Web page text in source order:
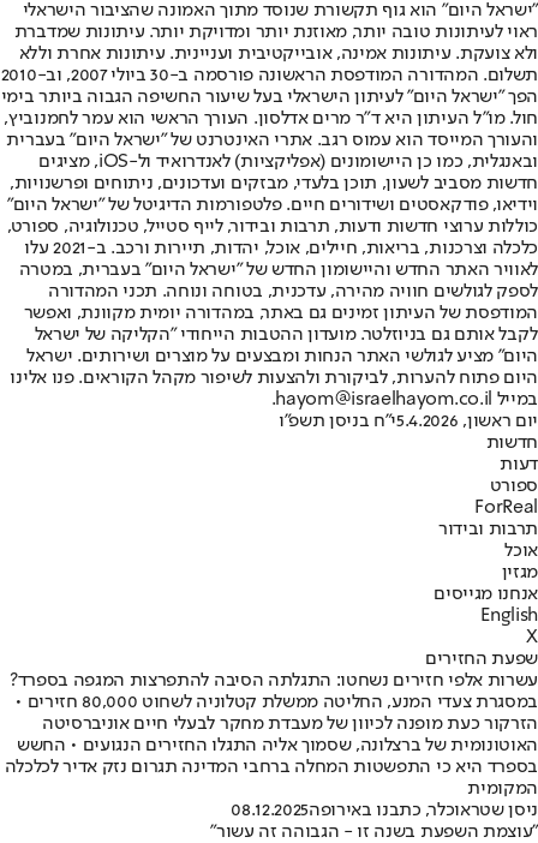
"ישראל היום" הוא גוף תקשורת שנוסד מתוך האמונה שהציבור הישראלי
ראוי לעיתונות טובה יותר, מאוזנת יותר ומדויקת יותר. עיתונות שמדברת
ולא צועקת. עיתונות אמינה, אובייקטיבית ועניינית. עיתונות אחרת וללא
תשלום. המהדורה המודפסת הראשונה פורסמה ב-30 ביולי 2007, וב-2010
הפך "ישראל היום" לעיתון הישראלי בעל שיעור החשיפה הגבוה ביותר בימי
חול. מו"ל העיתון היא ד"ר מרים אדלסון. העורך הראשי הוא עמר לחמנוביץ,
והעורך המייסד הוא עמוס רגב. אתרי האינטרנט של "ישראל היום" בעברית
ובאנגלית, כמו כן היישומונים (אפליקציות) לאנדרואיד ול-iOS, מציגים
חדשות מסביב לשעון, תוכן בלעדי, מבזקים ועדכונים, ניתוחים ופרשנויות,
וידיאו, פודקאסטים ושידורים חיים. פלטפורמות הדיגיטל של "ישראל היום"
כוללות ערוצי חדשות ודעות, תרבות ובידור, לייף סטייל, טכנולוגיה, ספורט,
כלכלה וצרכנות, בריאות, חיילים, אוכל, יהדות, תיירות ורכב. ב-2021 עלו
לאוויר האתר החדש והיישומון החדש של "ישראל היום" בעברית, במטרה
לספק לגולשים חוויה מהירה, עדכנית, בטוחה ונוחה. תכני המהדורה
המודפסת של העיתון זמינים גם באתר, במהדורה יומית מקוונת, ואפשר
לקבל אותם גם בניוזלטר. מועדון ההטבות הייחודי "הקליקה של ישראל
היום" מציע לגולשי האתר הנחות ומבצעים על מוצרים ושירותים. ישראל
היום פתוח להערות, לביקורת ולהצעות לשיפור מקהל הקוראים. פנו אלינו
במייל hayom@israelhayom.co.il.
יום ראשון, 5.4.2026
י"ח בניסן תשפ"ו
חדשות
דעות
ספורט
ForReal
תרבות ובידור
אוכל
מגזין
אנחנו מגייסים
English
X
שפעת החזירים
עשרות אלפי חזירים נשחטו: התגלתה הסיבה להתפרצות המגפה בספרד?
במסגרת צעדי המנע, החליטה ממשלת קטלוניה לשחוט 80,000 חזירים •
הזרקור כעת מופנה לכיוון של מעבדת מחקר לבעלי חיים אוניברסיטה
האוטונומית של ברצלונה, שסמוך אליה התגלו החזירים הנגועים • החשש
בספרד היא כי התפשטות המחלה ברחבי המדינה תגרום נזק אדיר לכלכלה
המקומית
ניסן שטראוכלר, כתבנו באירופה08.12.2025
"עוצמת השפעת בשנה זו - הגבוהה זה עשור"